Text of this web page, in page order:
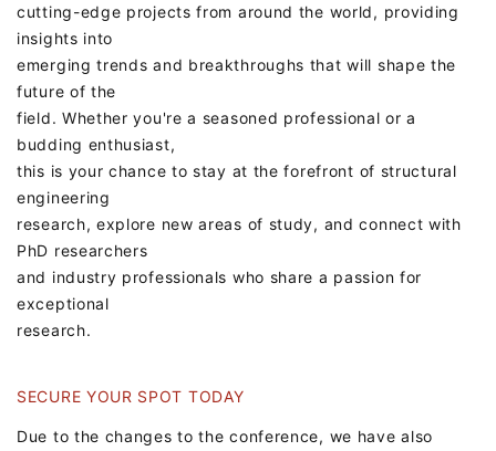
cutting-edge projects from around the world, providing
insights into
emerging trends and breakthroughs that will shape the
future of the
field. Whether you're a seasoned professional or a
budding enthusiast,
this is your chance to stay at the forefront of structural
engineering
research, explore new areas of study, and connect with
PhD researchers
and industry professionals who share a passion for
exceptional
research.
SECURE YOUR SPOT TODAY
Due to the changes to the conference, we have also